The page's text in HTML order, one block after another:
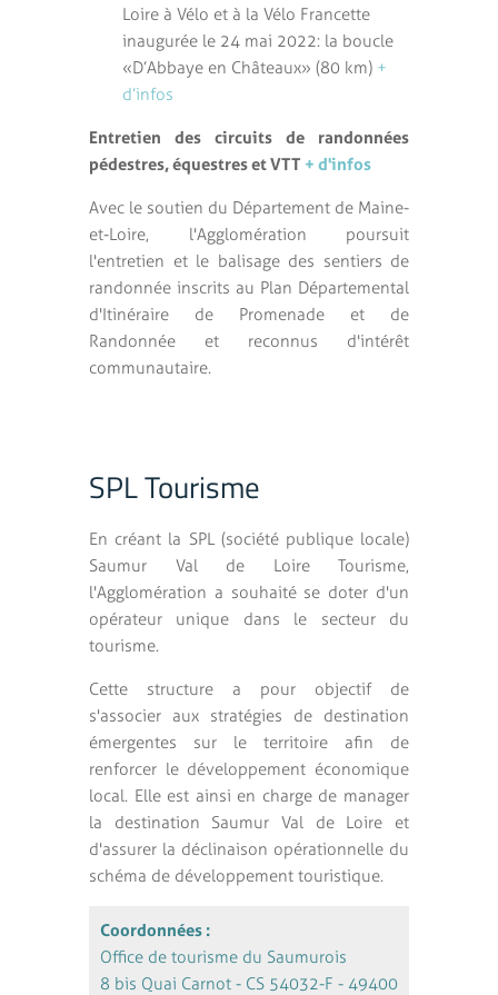
Loire à Vélo et à la Vélo Francette
inaugurée le 24 mai 2022 : la boucle
« D’Abbaye en Châteaux » (80 km) +
d’infos
Entretien des circuits de randonnées
pédestres, équestres et VTT + d'infos
Avec le soutien du Département de Maine-
et-Loire, l'Agglomération poursuit
l'entretien et le balisage des sentiers de
randonnée inscrits au Plan Départemental
d'Itinéraire de Promenade et de
Randonnée et reconnus d'intérêt
communautaire.
SPL Tourisme
En créant la SPL (société publique locale)
Saumur Val de Loire Tourisme,
l'Agglomération a souhaité se doter d'un
opérateur unique dans le secteur du
tourisme.
Cette structure a pour objectif de
s'associer aux stratégies de destination
émergentes sur le territoire afin de
renforcer le développement économique
local. Elle est ainsi en charge de manager
la destination Saumur Val de Loire et
d'assurer la déclinaison opérationnelle du
schéma de développement touristique.
Coordonnées :
Office de tourisme du Saumurois
8 bis Quai Carnot - CS 54032-F - 49400